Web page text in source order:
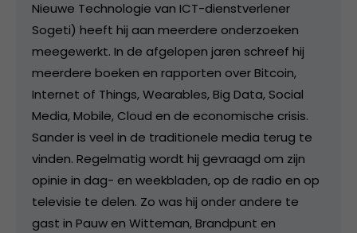
Nieuwe Technologie van ICT-dienstverlener
Sogeti) heeft hij aan meerdere onderzoeken
meegewerkt. In de afgelopen jaren schreef hij
meerdere boeken en rapporten over Bitcoin,
Internet of Things, Wearables, Big Data, Social
Media, Mobile, Cloud en de economische crisis.
Sander is veel in de traditionele media terug te
vinden. Regelmatig wordt hij gevraagd om zijn
opinie in dag- en weekbladen, op de radio en op
televisie te delen. Zo was hij onder andere te
gast in Pauw en Witteman, Brandpunt en